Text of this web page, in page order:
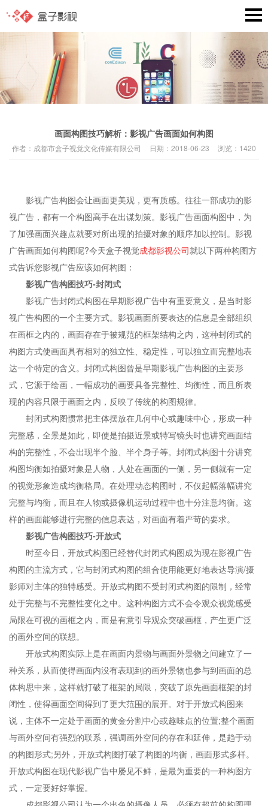
画面构图技巧解析：影视广告画面如何构图
作者： 成都市盒子视觉文化传媒有限公司 日期： 2018-06-23 浏览： 1420
影视广告构图会让画面更美观，更有质感。往往一部成功的影
视广告，都有一个构图高手在出谋划策。影视广告画面构图中，为
了加强画面兴趣点就要对所出现的拍摄对象的顺序加以控制。影视
广告画面如何构图呢?今天盒子视觉成都影视公司就以下两种构图方
式告诉您影视广告应该如何构图：
影视广告构图技巧-封闭式
影视广告封闭式构图在早期影视广告中有重要意义，是当时影
视广告构图的一个主要方式。影视画面所要表达的信息是全部组织
在画框之内的，画面存在于被规范的框架结构之内，这种封闭式的
构图方式使画面具有相对的独立性、稳定性，可以独立而完整地表
达一个特定的含义。封闭式构图曾是早期影视广告构图的主要形
式，它源于绘画，一幅成功的画要具备完整性、均衡性，而且所表
现的内容只限于画面之内，反映了传统的构图规律。
封闭式构图惯常把主体摆放在几何中心或趣味中心，形成一种
完整感，全景是如此，即使是拍摄近景或特写镜头时也讲究画面结
构的完整性，不会出现半个脸、半个身子等。封闭式构图十分讲究
构图均衡如拍摄对象是人物，人处在画面的一侧，另一侧就有一定
的视觉形象造成均衡格局。在处理动态构图时，不仅起幅落幅讲究
完整与均衡，而且在人物或摄像机运动过程中也十分注意均衡。这
样的画面能够进行完整的信息表达，对画面有着严苛的要求。
影视广告构图技巧-开放式
时至今日，开放式构图已经替代封闭式构图成为现在影视广告
构图的主流方式，它与封闭式构图的组合使用能更好地表达导演/摄
影师对主体的独特感受。开放式构图不受封闭式构图的限制，经常
处于完整与不完整性变化之中。这种构图方式不会令观众视觉感受
局限在可视的画框之内，而是有意引导观众突破画框，产生更广泛
的画外空间的联想。
开放式构图实际上是在画面内景物与画面外景物之间建立了一
种关系，从而使得画面内没有表现到的画外景物也参与到画面的总
体构思中来，这样就打破了框架的局限，突破了原先画面框架的封
闭性，使得画面空间得到了更大范围的展开。对于开放式构图来
说，主体不一定处于画面的黄金分割中心或趣味点的位置;整个画面
与画外空间有强烈的联系，强调画外空间的存在和延伸，是趋于动
的构图形式;另外，开放式构图打破了构图的均衡，画面形式多样。
开放式构图在现代影视广告中屡见不鲜，是最为重要的一种构图方
式，一定要好好掌握。